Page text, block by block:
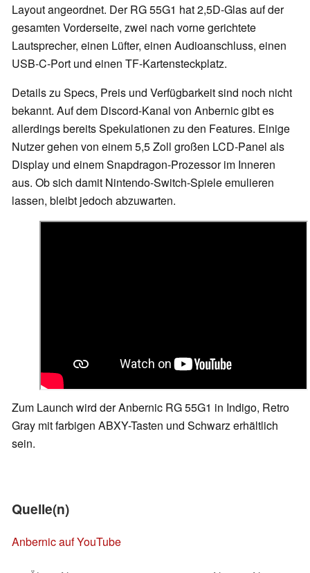
Layout angeordnet. Der RG 55G1 hat 2,5D-Glas auf der
gesamten Vorderseite, zwei nach vorne gerichtete
Lautsprecher, einen Lüfter, einen Audioanschluss, einen
USB-C-Port und einen TF-Kartensteckplatz.
Details zu Specs, Preis und Verfügbarkeit sind noch nicht
bekannt. Auf dem Discord-Kanal von Anbernic gibt es
allerdings bereits Spekulationen zu den Features. Einige
Nutzer gehen von einem 5,5 Zoll großen LCD-Panel als
Display und einem Snapdragon-Prozessor im Inneren
aus. Ob sich damit Nintendo-Switch-Spiele emulieren
lassen, bleibt jedoch abzuwarten.
Zum Launch wird der Anbernic RG 55G1 in Indigo, Retro
Gray mit farbigen ABXY-Tasten und Schwarz erhältlich
sein.
Quelle(n)
Anbernic auf YouTube